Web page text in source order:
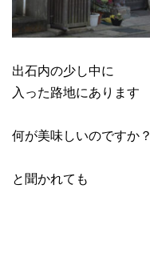
出石内の少し中に
入った路地にあります
何が美味しいのですか？
と聞かれても